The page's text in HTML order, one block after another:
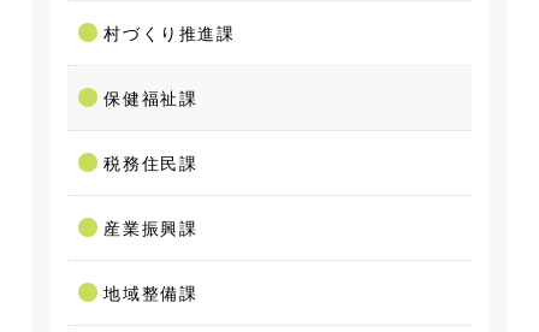
村づくり推進課
保健福祉課
税務住民課
産業振興課
地域整備課